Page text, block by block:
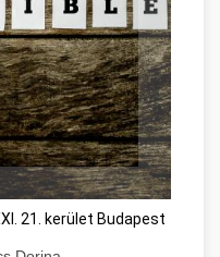
21. kerület Budapest